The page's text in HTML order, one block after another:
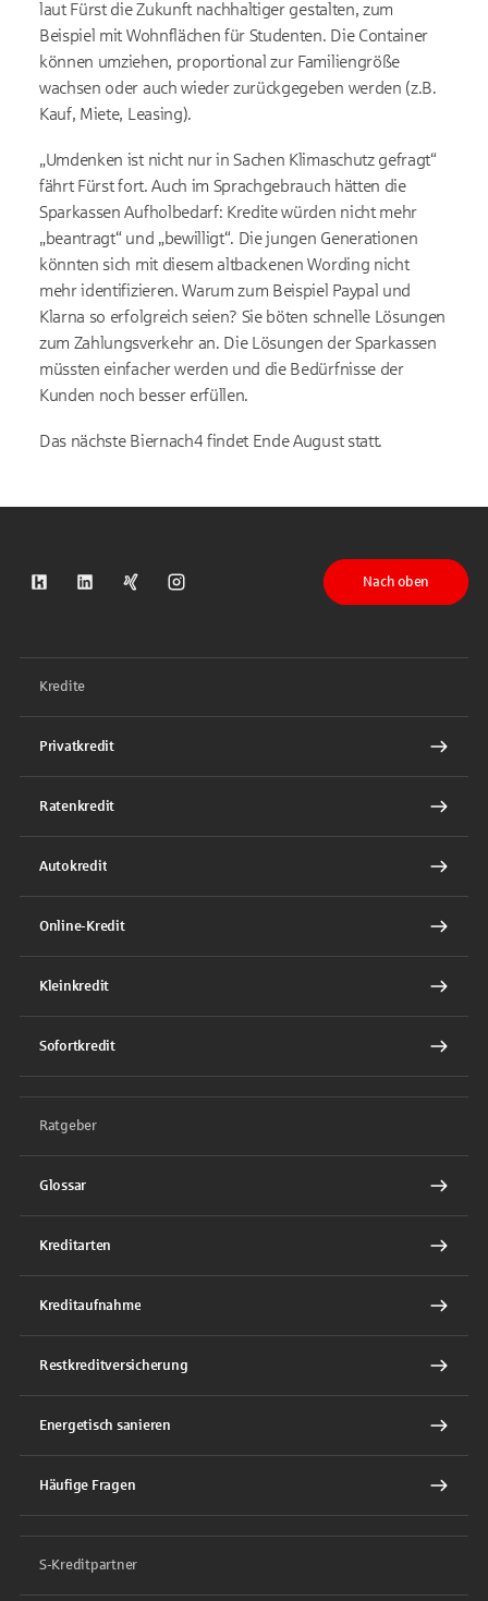
laut Fürst die Zukunft nachhaltiger gestalten, zum
Beispiel mit Wohnflächen für Studenten. Die Container
können umziehen, proportional zur Familiengröße
wachsen oder auch wieder zurückgegeben werden (z.B.
Kauf, Miete, Leasing).
„Umdenken ist nicht nur in Sachen Klimaschutz gefragt“
fährt Fürst fort. Auch im Sprachgebrauch hätten die
Sparkassen Aufholbedarf: Kredite würden nicht mehr
„beantragt“ und „bewilligt“. Die jungen Generationen
könnten sich mit diesem altbackenen Wording nicht
mehr identifizieren. Warum zum Beispiel Paypal und
Klarna so erfolgreich seien? Sie böten schnelle Lösungen
zum Zahlungsverkehr an. Die Lösungen der Sparkassen
müssten einfacher werden und die Bedürfnisse der
Kunden noch besser erfüllen.
Das nächste Biernach4 findet Ende August statt.
S-Kreditpartner auf Kununu
S-Kreditpartner auf LinkedIn
S-Kreditpartner auf Xing
S-Kreditpartner auf Instagram
Nach oben
Kredite
Privatkredit
Ratenkredit
Autokredit
Online-Kredit
Kleinkredit
Sofortkredit
Ratgeber
Glossar
Kreditarten
Kreditaufnahme
Restkreditversicherung
Energetisch sanieren
Häufige Fragen
S-Kreditpartner